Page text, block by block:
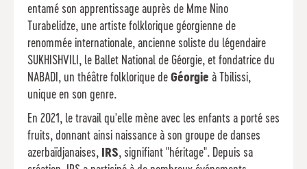
entamé son apprentissage auprès de Mme Nino
Turabelidze, une artiste folklorique géorgienne de
renommée internationale, ancienne soliste du légendaire
SUKHISHVILI, le Ballet National de Géorgie, et fondatrice du
NABADI, un théâtre folklorique de Géorgie à Tbilissi,
unique en son genre.
En 2021, le travail qu'elle mène avec les enfants a porté ses
fruits, donnant ainsi naissance à son groupe de danses
azerbaïdjanaises,
IRS, signifiant "héritage". Depuis sa